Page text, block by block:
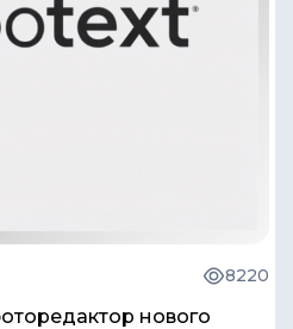
8220
нового